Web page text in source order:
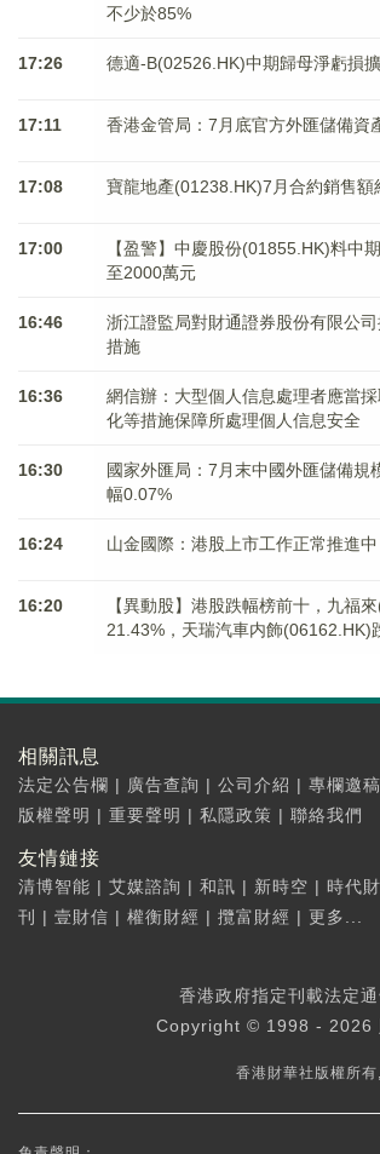
不少於85%
17:26 德適-B(02526.HK)中期歸母淨虧損
17:11 香港金管局：7月底官方外匯儲備資
17:08 寶龍地產(01238.HK)7月合約銷售額
17:00
【盈警】中慶股份(01855.HK)料中
至2000萬元
16:46
浙江證監局對財通證券股份有限公
措施
16:36
網信辦：大型個人信息處理者應當
化等措施保障所處理個人信息安全
16:30
國家外匯局：7月末中國外匯儲備規
幅0.07%
16:24 山金國際：港股上市工作正常推進中
16:20
【異動股】港股跌幅榜前十，九福
21.43%，天瑞汽車内飾(06162.HK)
相關訊息
法定公告欄 | 廣告查詢 | 公司介紹 | 專欄邀稿
版權聲明 | 重要聲明 | 私隱政策 | 聯絡我們
友情鏈接
清博智能 | 艾媒諮詢 | 和訊 | 新時空 | 時代
刊
| 壹財信 | 權衡財經 | 攬富財經 | 更多...
香港政府指定刊載法定
Copyright © 1998 - 2026
香港財華社版權所有